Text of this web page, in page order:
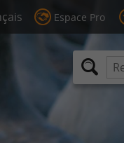
Espace Pro